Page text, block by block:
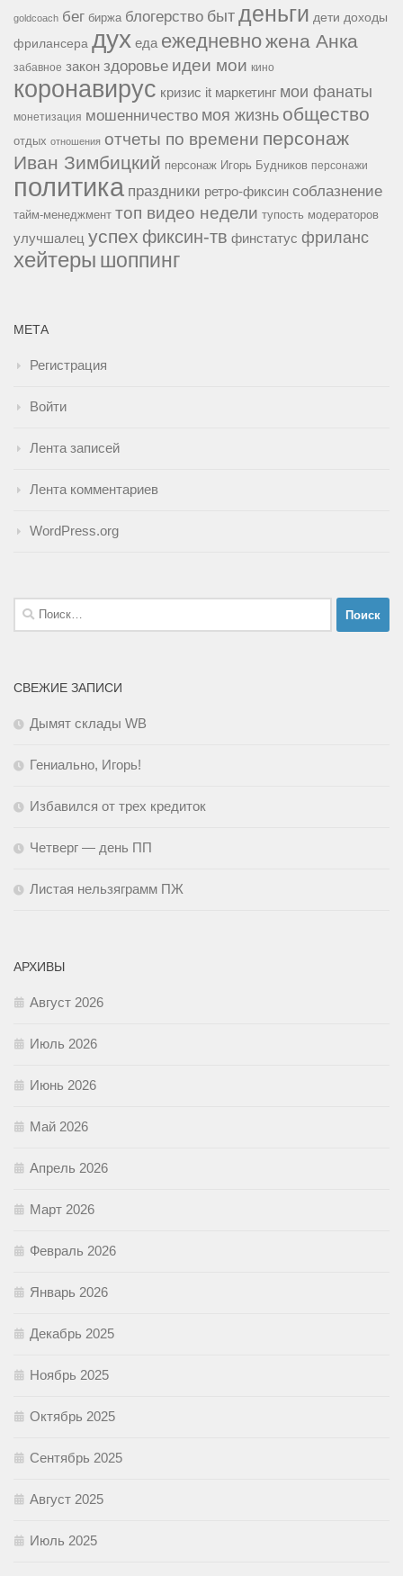
goldcoach бег биржа блогерство быт деньги дети доходы
фрилансера дух еда ежедневножена Анка
забавное закон здоровье идеи мои кино
коронавирус кризис it маркетинг мои фанаты
монетизация мошенничество моя жизнь общество
отдых отношения отчеты по времени персонаж
Иван Зимбицкий персонаж Игорь Будников персонажи
политика праздники ретро-фиксин соблазнение
тайм-менеджмент топ видео недели тупость модераторов
улучшалец успех фиксин-тв финстатус фриланс
хейтеры шоппинг
МЕТА
Регистрация
Войти
Лента записей
Лента комментариев
WordPress.org
Найти:
СВЕЖИЕ ЗАПИСИ
Дымят склады WB
Гениально, Игорь!
Избавился от трех кредиток
Четверг — день ПП
Листая нельзяграмм ПЖ
АРХИВЫ
Август 2026
Июль 2026
Июнь 2026
Май 2026
Апрель 2026
Март 2026
Февраль 2026
Январь 2026
Декабрь 2025
Ноябрь 2025
Октябрь 2025
Сентябрь 2025
Август 2025
Июль 2025